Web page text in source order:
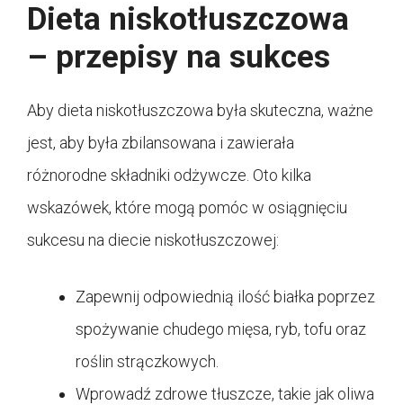
Dieta niskotłuszczowa
– przepisy na sukces
Aby dieta niskotłuszczowa była skuteczna, ważne
jest, aby była zbilansowana i zawierała
różnorodne składniki odżywcze. Oto kilka
wskazówek, które mogą pomóc w osiągnięciu
sukcesu na diecie niskotłuszczowej:
Zapewnij odpowiednią ilość białka poprzez
spożywanie chudego mięsa, ryb, tofu oraz
roślin strączkowych.
Wprowadź zdrowe tłuszcze, takie jak oliwa